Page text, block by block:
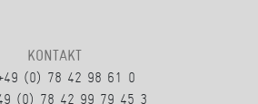
KONTAKT
(0) 78 42 98 61 0
(0) 78 42 99 79 45 3